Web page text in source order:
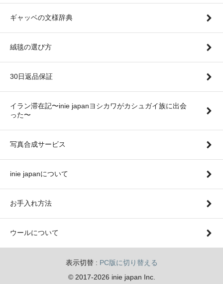
ギャッベの文様辞典
絨毯の選び方
30日返品保証
イラン滞在記〜inie japanヨシカワがカシュガイ族に出会
った〜
写真合成サービス
inie japanについて
お手入れ方法
ウールについて
表示切替 : PC版に切り替える
© 2017-2026 inie japan Inc.